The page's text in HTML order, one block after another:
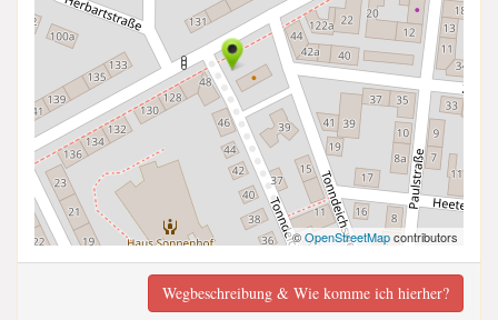
©OpenStreetMapcontributors
Wegbeschreibung & Wie komme ich hierher?